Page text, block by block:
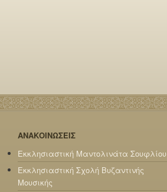
ΑΝΑΚΟΙΝΩΣΕΙΣ
Εκκλησιαστική Μαντολινάτα Σουφλίου
Εκκλησιαστική Σχολή Βυζαντινής
Μουσικής